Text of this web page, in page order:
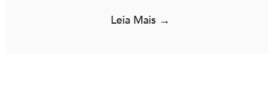
Leia Mais →